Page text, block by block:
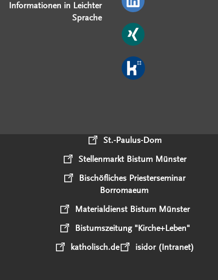
Informationen in Leichter
Sprache
St.-Paulus-Dom
Stellenmarkt Bistum Münster
Bischöfliches Priesterseminar
Borromaeum
Materialdienst Bistum Münster
Bistumszeitung "Kirche+Leben"
katholisch.de
isidor (Intranet)